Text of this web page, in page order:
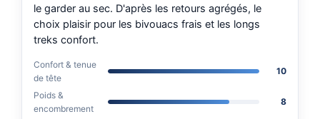
le garder au sec. D'après les retours agrégés, le
choix plaisir pour les bivouacs frais et les longs
treks confort.
Confort & tenue
de tête
10
Poids &
encombrement
8